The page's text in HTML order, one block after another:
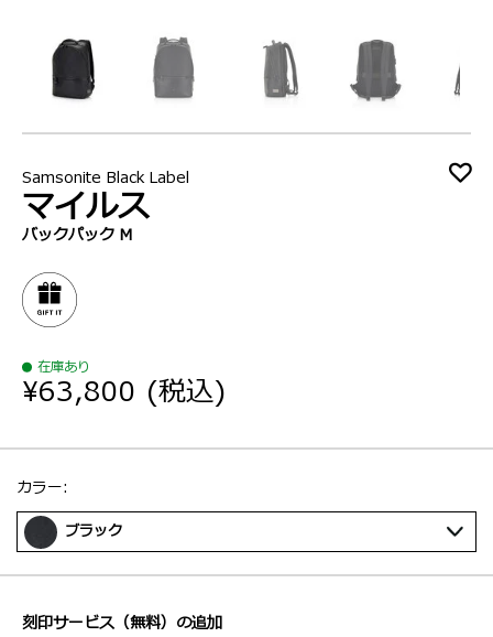
Samsonite Black Label
マイルス
バックパック M
在庫あり
¥63,800 (税込)
選択：
カラー:
ブラック
刻印サービス（無料）の追加